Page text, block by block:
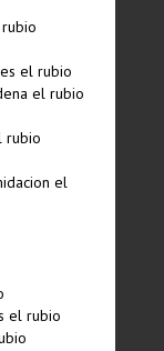
el rubio
el rubio
rubio
el
el rubio